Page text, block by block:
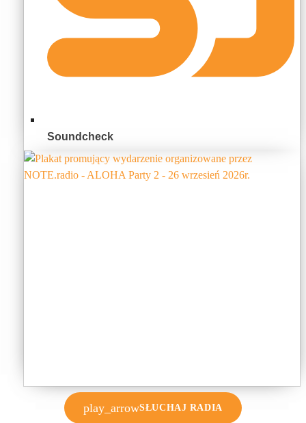
Soundcheck
play_arrowSŁUCHAJ RADIA